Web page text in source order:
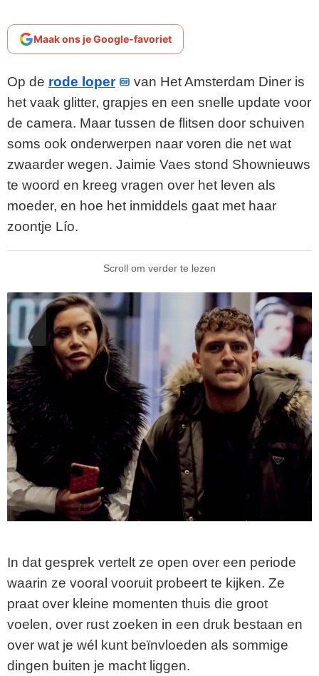
Maak ons je Google-favoriet
Op de rode loper
van Het Amsterdam Diner is
het vaak glitter, grapjes en een snelle update voor
de camera. Maar tussen de flitsen door schuiven
soms ook onderwerpen naar voren die net wat
zwaarder wegen. Jaimie Vaes stond Shownieuws
te woord en kreeg vragen over het leven als
moeder, en hoe het inmiddels gaat met haar
zoontje Lío.
Scroll om verder te lezen
In dat gesprek vertelt ze open over een periode
waarin ze vooral vooruit probeert te kijken. Ze
praat over kleine momenten thuis die groot
voelen, over rust zoeken in een druk bestaan en
over wat je wél kunt beïnvloeden als sommige
dingen buiten je macht liggen.